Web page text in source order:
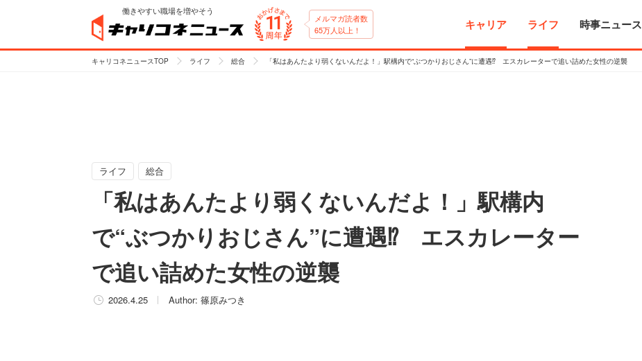
働きやすい職場を増やそう
メルマガ読者数
65万人以上！
キャリア ライフ 時事ニュース
キャリコネニュースTOP ライフ 総合 「私はあんたより弱くないんだよ！」駅構内で“ぶつかりおじさん”に遭遇⁉ エスカレーターで追い詰めた女性の逆襲
ライフ 総合
「私はあんたより弱くないんだよ！」駅構内
で“ぶつかりおじさん”に遭遇⁉ エスカレーター
で追い詰めた女性の逆襲
2026.4.25 Author: 篠原みつき